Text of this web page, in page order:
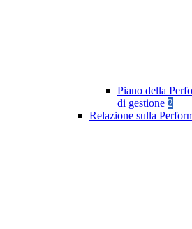
Piano della
di gestione 2
Relazione sulla